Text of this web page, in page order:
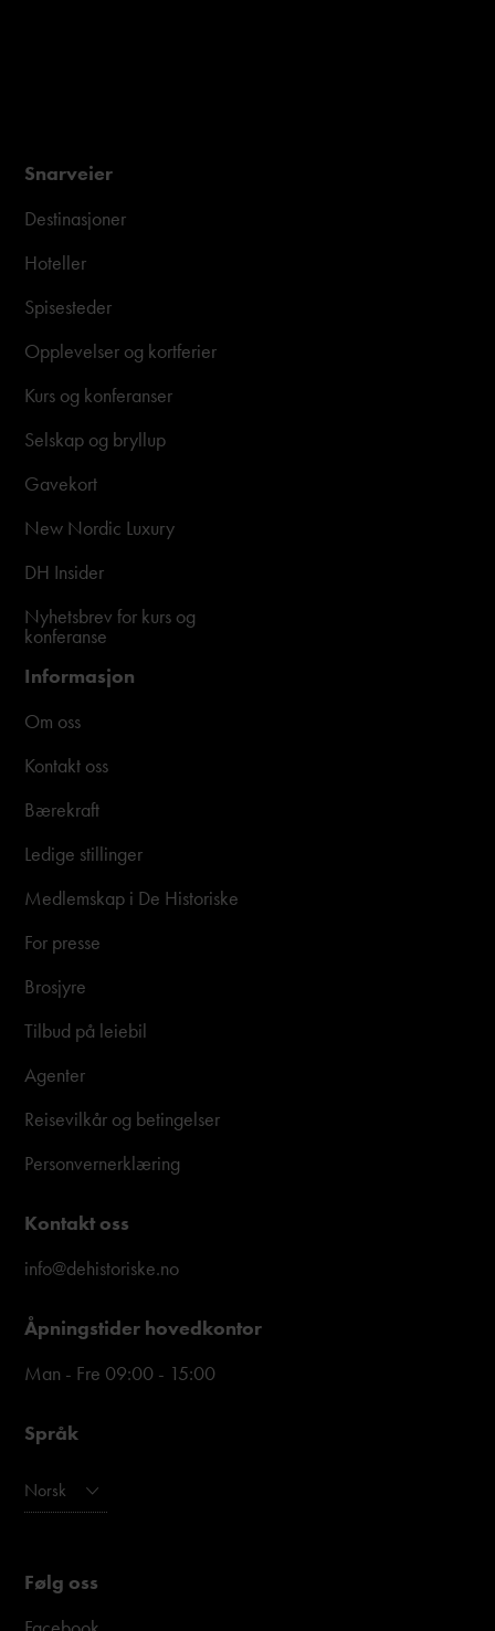
Snarveier
Destinasjoner
Hoteller
Spisesteder
Opplevelser og kortferier
Kurs og konferanser
Selskap og bryllup
Gavekort
New Nordic Luxury
DH Insider
Nyhetsbrev for kurs og
konferanse
Informasjon
Om oss
Kontakt oss
Bærekraft
Ledige stillinger
Medlemskap i De Historiske
For presse
Brosjyre
Tilbud på leiebil
Agenter
Reisevilkår og betingelser
Personvernerklæring
Kontakt oss
info@dehistoriske.no
Åpningstider hovedkontor
Man - Fre 09:00 - 15:00
Språk
Norsk
Følg oss